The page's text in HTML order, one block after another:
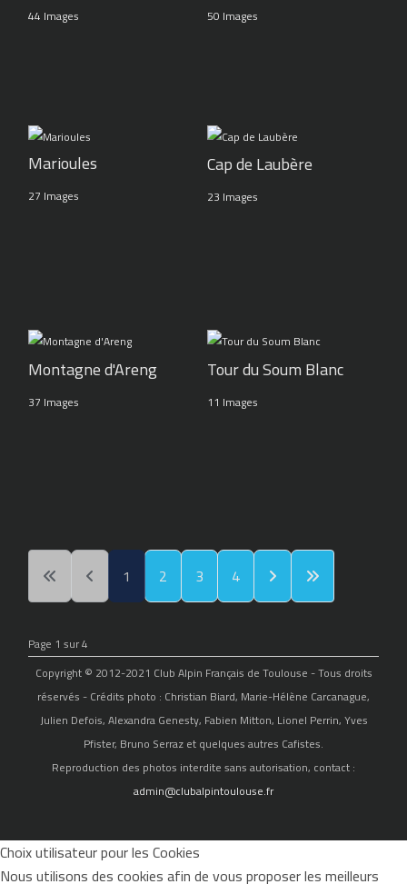
44 Images 50 Images
Marioules
27 Images
Cap de Laubère
23 Images
Montagne d'Areng
37 Images
Tour du Soum Blanc
11 Images
1 2 3 4
Page 1 sur 4
Copyright © 2012-2021 Club Alpin Français de Toulouse - Tous droits
réservés - Crédits photo : Christian Biard, Marie-Hélène Carcanague,
Julien Defois, Alexandra Genesty, Fabien Mitton, Lionel Perrin, Yves
Pfister, Bruno Serraz et quelques autres Cafistes.
Reproduction des photos interdite sans autorisation, contact :
admin@clubalpintoulouse.fr
Choix utilisateur pour les Cookies
Nous utilisons des cookies afin de vous proposer les meilleurs